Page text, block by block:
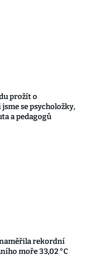
prožít o
se psycholožky,
a pedagogů
rekordní
moře 33,02 °C